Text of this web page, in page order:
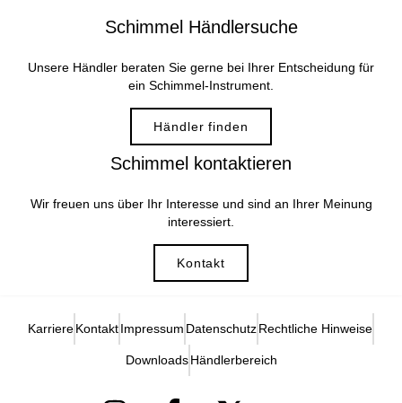
Schimmel Händlersuche
Unsere Händler beraten Sie gerne bei Ihrer Entscheidung für
ein Schimmel-Instrument.
Händler finden
Schimmel kontaktieren
Wir freuen uns über Ihr Interesse und sind an Ihrer Meinung
interessiert.
Kontakt
KarriereKontaktImpressum DatenschutzRechtliche Hinweise
Downloads Händlerbereich